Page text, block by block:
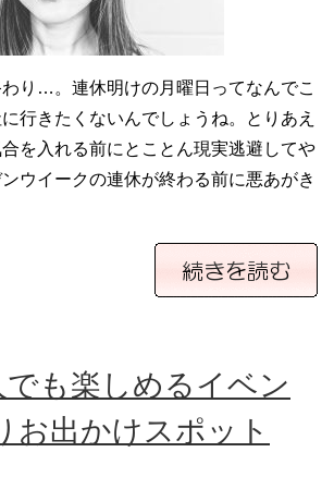
り…。連休明けの月曜日ってなんでこ
行きたくないんでしょうね。とりあえ
を入れる前にとことん現実逃避してや
ウイークの連休が終わる前に悪あがき
でも楽しめるイベン
お出かけスポット